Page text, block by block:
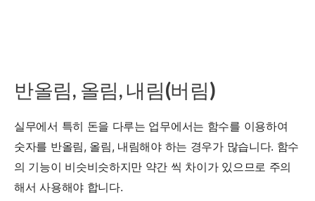
반올림, 올림, 내림(버림)
실무에서 특히 돈을 다루는 업무에서는 함수를 이용하여
숫자를 반올림, 올림, 내림해야 하는 경우가 많습니다. 함수
의 기능이 비슷비슷하지만 약간 씩 차이가 있으므로 주의
해서 사용해야 합니다.